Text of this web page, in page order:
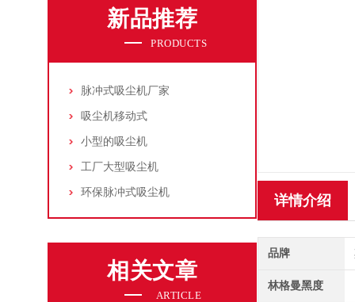
新品推荐
PRODUCTS
脉冲式吸尘机厂家
吸尘机移动式
小型的吸尘机
工厂大型吸尘机
环保脉冲式吸尘机
相关文章
ARTICLE
详情介绍
品牌
林格曼黑度